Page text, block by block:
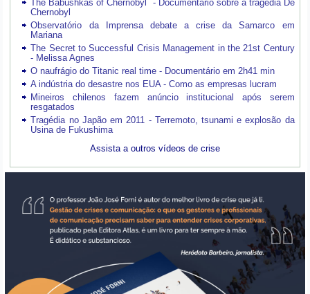
The Babushkas of Chernobyl - Documentário sobre a tragédia De
Chernobyl
Observatório da Imprensa debate a crise da Samarco em
Mariana
The Secret to Successful Crisis Management in the 21st Century
- Melissa Agnes
O naufrágio do Titanic real time - Documentário em 2h41 min
A indústria do desastre nos EUA - Como as empresas lucram
Mineiros chilenos fazem anúncio institucional após serem
resgatados
Tragédia no Japão em 2011 - Terremoto, tsunami e explosão da
Usina de Fukushima
Assista a outros vídeos de crise